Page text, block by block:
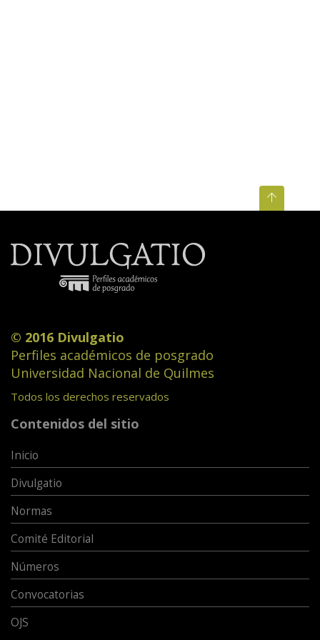
© 2016 Divulgatio
Perfiles académicos de posgrado
Universidad Nacional de Quilmes
Todos los derechos reservados
Contenidos del sitio
Inicio
Divulgatio
Normas
Comité Editorial
Números
Convocatorias
OJS